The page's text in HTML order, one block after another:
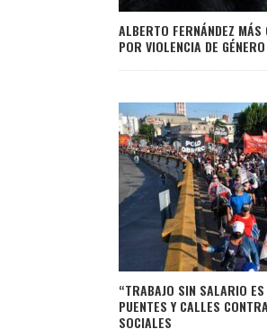
ALBERTO FERNÁNDEZ
POR VIOLENCIA DE GÉNERO
“TRABAJO SIN SALARIO
PUENTES Y CALLES
SOCIALES